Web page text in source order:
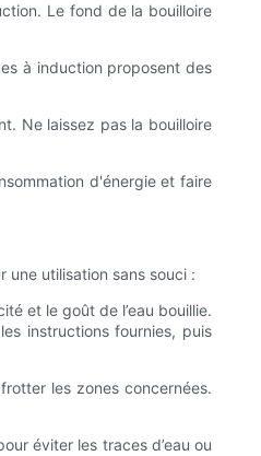
Le fond de la bouilloire
à induction proposent des
Ne laissez pas la bouilloire
d'énergie et faire
utilisation sans souci :
et le goût de l’eau bouillie.
instructions fournies, puis
les zones concernées.
éviter les traces d’eau ou